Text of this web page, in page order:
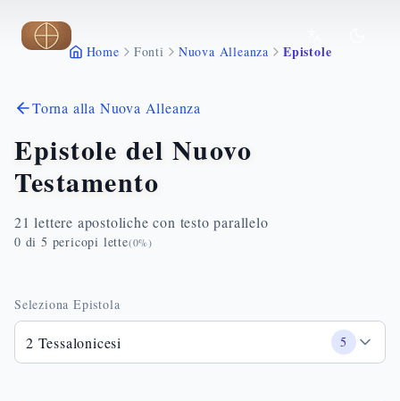
Vai al contenuto principale
Home Fonti Nuova Alleanza Epistole
Torna alla Nuova Alleanza
Epistole del Nuovo
Testamento
21 lettere apostoliche con testo parallelo
0 di 5 pericopi lette(0%)
Seleziona Epistola
2 Tessalonicesi 5